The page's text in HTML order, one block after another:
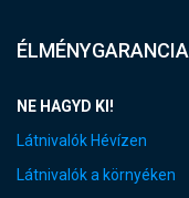
ÉLMÉNYGARANCIA
NE HAGYD KI!
Látnivalók Hévízen
Látnivalók a környéken